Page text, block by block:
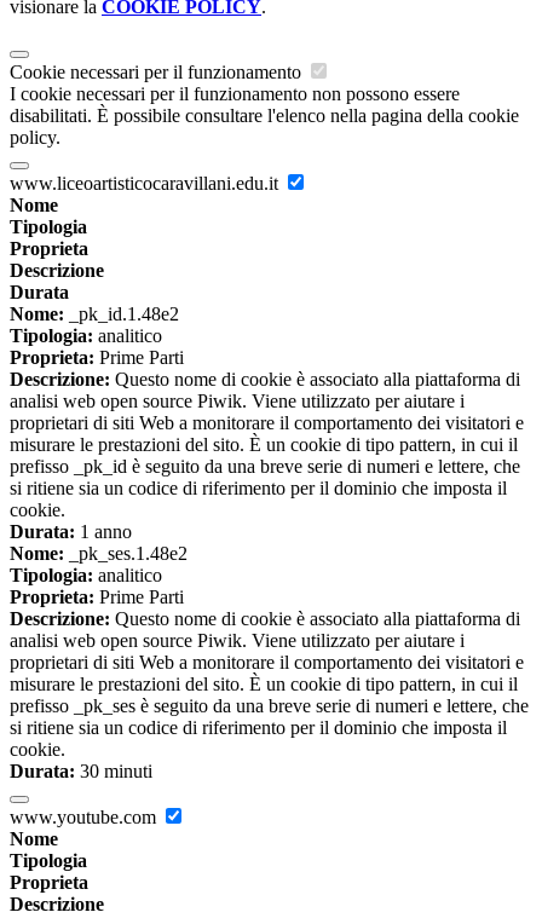
visionare la COOKIE POLICY.
Cookie necessari per il funzionamento
I cookie necessari per il funzionamento non possono essere
disabilitati. È possibile consultare l'elenco nella pagina della cookie
policy.
www.liceoartisticocaravillani.edu.it
Nome
Tipologia
Proprieta
Descrizione
Durata
Nome: _pk_id.1.48e2
Tipologia: analitico
Proprieta: Prime Parti
Descrizione: Questo nome di cookie è associato alla piattaforma di
analisi web open source Piwik. Viene utilizzato per aiutare i
proprietari di siti Web a monitorare il comportamento dei visitatori e
misurare le prestazioni del sito. È un cookie di tipo pattern, in cui il
prefisso _pk_id è seguito da una breve serie di numeri e lettere, che
si ritiene sia un codice di riferimento per il dominio che imposta il
cookie.
Durata: 1 anno
Nome: _pk_ses.1.48e2
Tipologia: analitico
Proprieta: Prime Parti
Descrizione: Questo nome di cookie è associato alla piattaforma di
analisi web open source Piwik. Viene utilizzato per aiutare i
proprietari di siti Web a monitorare il comportamento dei visitatori e
misurare le prestazioni del sito. È un cookie di tipo pattern, in cui il
prefisso _pk_ses è seguito da una breve serie di numeri e lettere, che
si ritiene sia un codice di riferimento per il dominio che imposta il
cookie.
Durata: 30 minuti
www.youtube.com
Nome
Tipologia
Proprieta
Descrizione